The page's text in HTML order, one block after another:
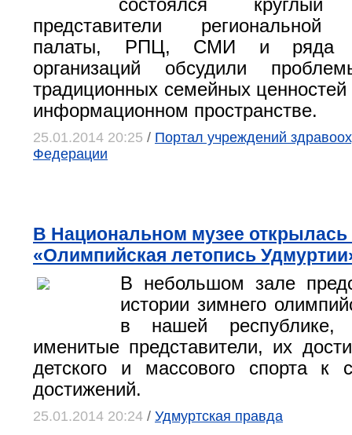
состоялся
представители региональной
палаты, РПЦ, СМИ и ряда
организаций обсудили
традиционных семейных
информационном пространстве.
25.01.2014 20:25 / Портал учреждений
Федерации
В Национальном музее открылась
«Олимпийская летопись
В небольшом зале
истории зимнего
в нашей республике,
именитые представители, их
детского и массового спорта к
достижений.
25.01.2014 20:24 / Удмуртская правда